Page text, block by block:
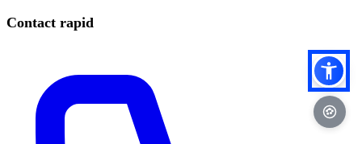
Contact rapid